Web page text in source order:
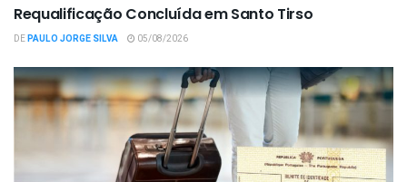
Requalificação Concluída em Santo Tirso
DEPAULO JORGE SILVA 05/08/2026